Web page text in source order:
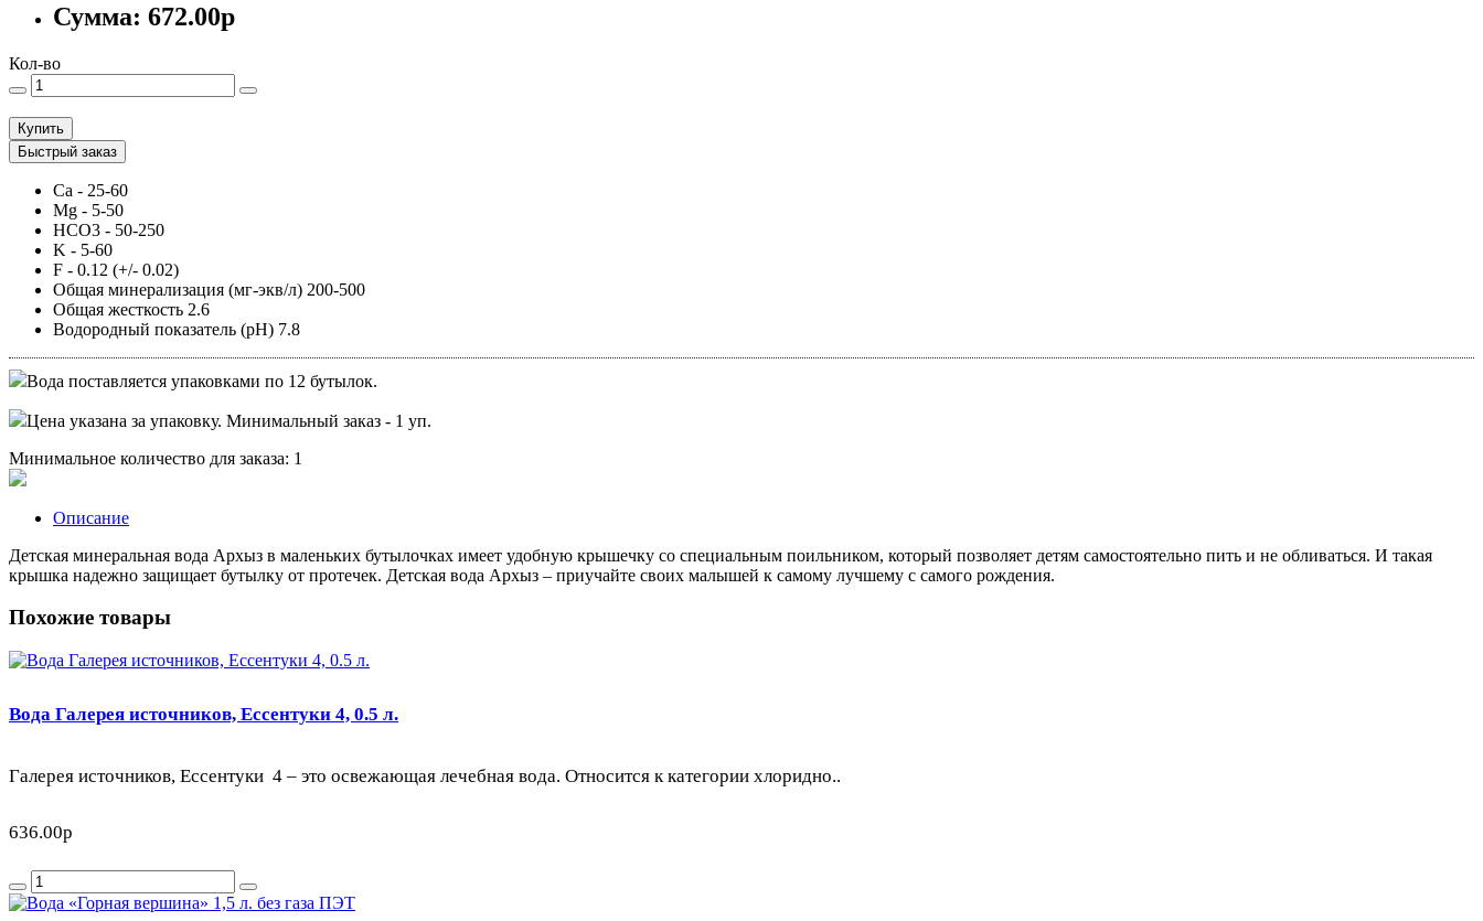
Сумма: 672.00р
Кол-во
Купить
Быстрый заказ
Ca - 25-60
Mg - 5-50
HCO3 - 50-250
K - 5-60
F - 0.12 (+/- 0.02)
Общая минерализация (мг-экв/л) 200-500
Общая жесткость 2.6
Водородный показатель (pH) 7.8
Вода поставляется упаковками по 12 бутылок.
Цена указана за упаковку. Минимальный заказ - 1 уп.
Минимальное количество для заказа: 1
Описание
Детская минеральная вода Архыз в маленьких бутылочках имеет удобную крышечку со специальным поильником, который позволяет детям самостоятельно пить и не обливаться. И такая
крышка надежно защищает бутылку от протечек. Детская вода Архыз – приучайте своих малышей к самому лучшему с самого рождения.
Похожие товары
Вода Галерея источников, Ессентуки 4, 0.5 л.
Галерея источников, Ессентуки 4 – это освежающая лечебная вода. Относится к категории хлоридно..
636.00р